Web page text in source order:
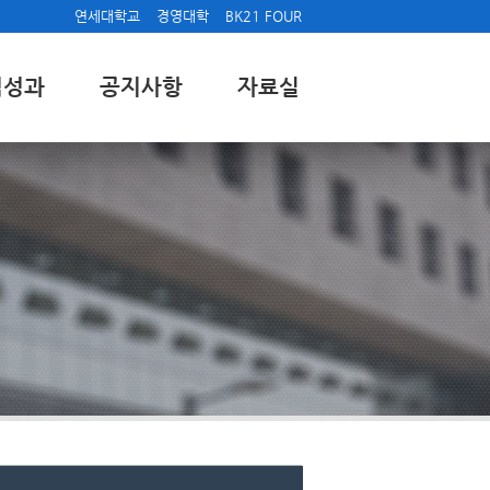
연세대학교 경영대학 BK21 FOUR
과 공지사항 자료실